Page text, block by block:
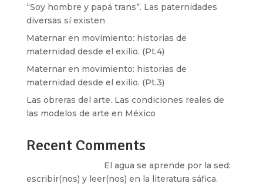
“Soy hombre y papá trans”. Las paternidades
diversas sí existen
Maternar en movimiento: historias de
maternidad desde el exilio. (Pt.4)
Maternar en movimiento: historias de
maternidad desde el exilio. (Pt.3)
Las obreras del arte. Las condiciones reales de
las modelos de arte en México
Recent Comments
El agua se aprende por la sed:
escribir(nos) y leer(nos) en la literatura sáfica.